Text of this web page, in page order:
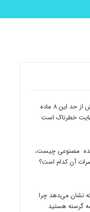
مصرف بیش از حد این 8 ماده
خطرناک است
مصنوعی چیست،
آن کدام است؟
که نشان می‌دهد چرا
گرسنه هستید